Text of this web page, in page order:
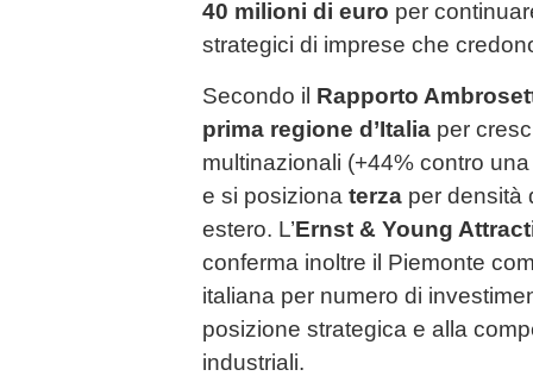
40 milioni di euro per
strategici di imprese che
Secondo il Rapporto
prima regione d’Italia per
multinazionali (+44% contro
e si posiziona terza per densità
estero. L’Ernst & Young
conferma inoltre il Piemonte
italiana per numero di
posizione strategica e alla
industriali.